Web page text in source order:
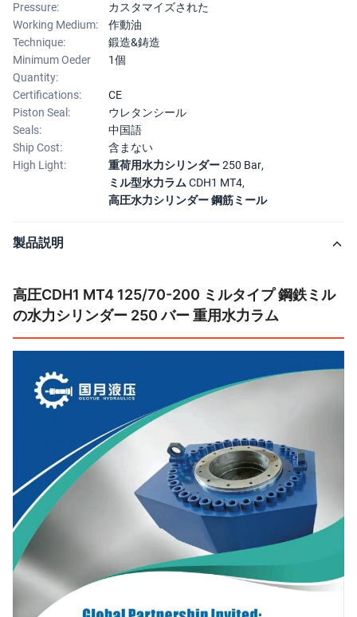
Pressure:
カスタマイズされた
Working Medium:
作動油
Technique:
鍛造&鋳造
Minimum Oeder
Quantity:
1個
Certifications:
CE
Piston Seal:
ウレタンシール
Seals:
中国語
Ship Cost:
含まない
High Light:
重荷用水力シリンダー 250 Bar,
ミル型水力ラム CDH1 MT4,
高圧水力シリンダー 鋼筋ミール
製品説明
高圧CDH1 MT4 125/70-200 ミルタイプ 鋼鉄ミル
の水力シリンダー 250 バー 重用水力ラム